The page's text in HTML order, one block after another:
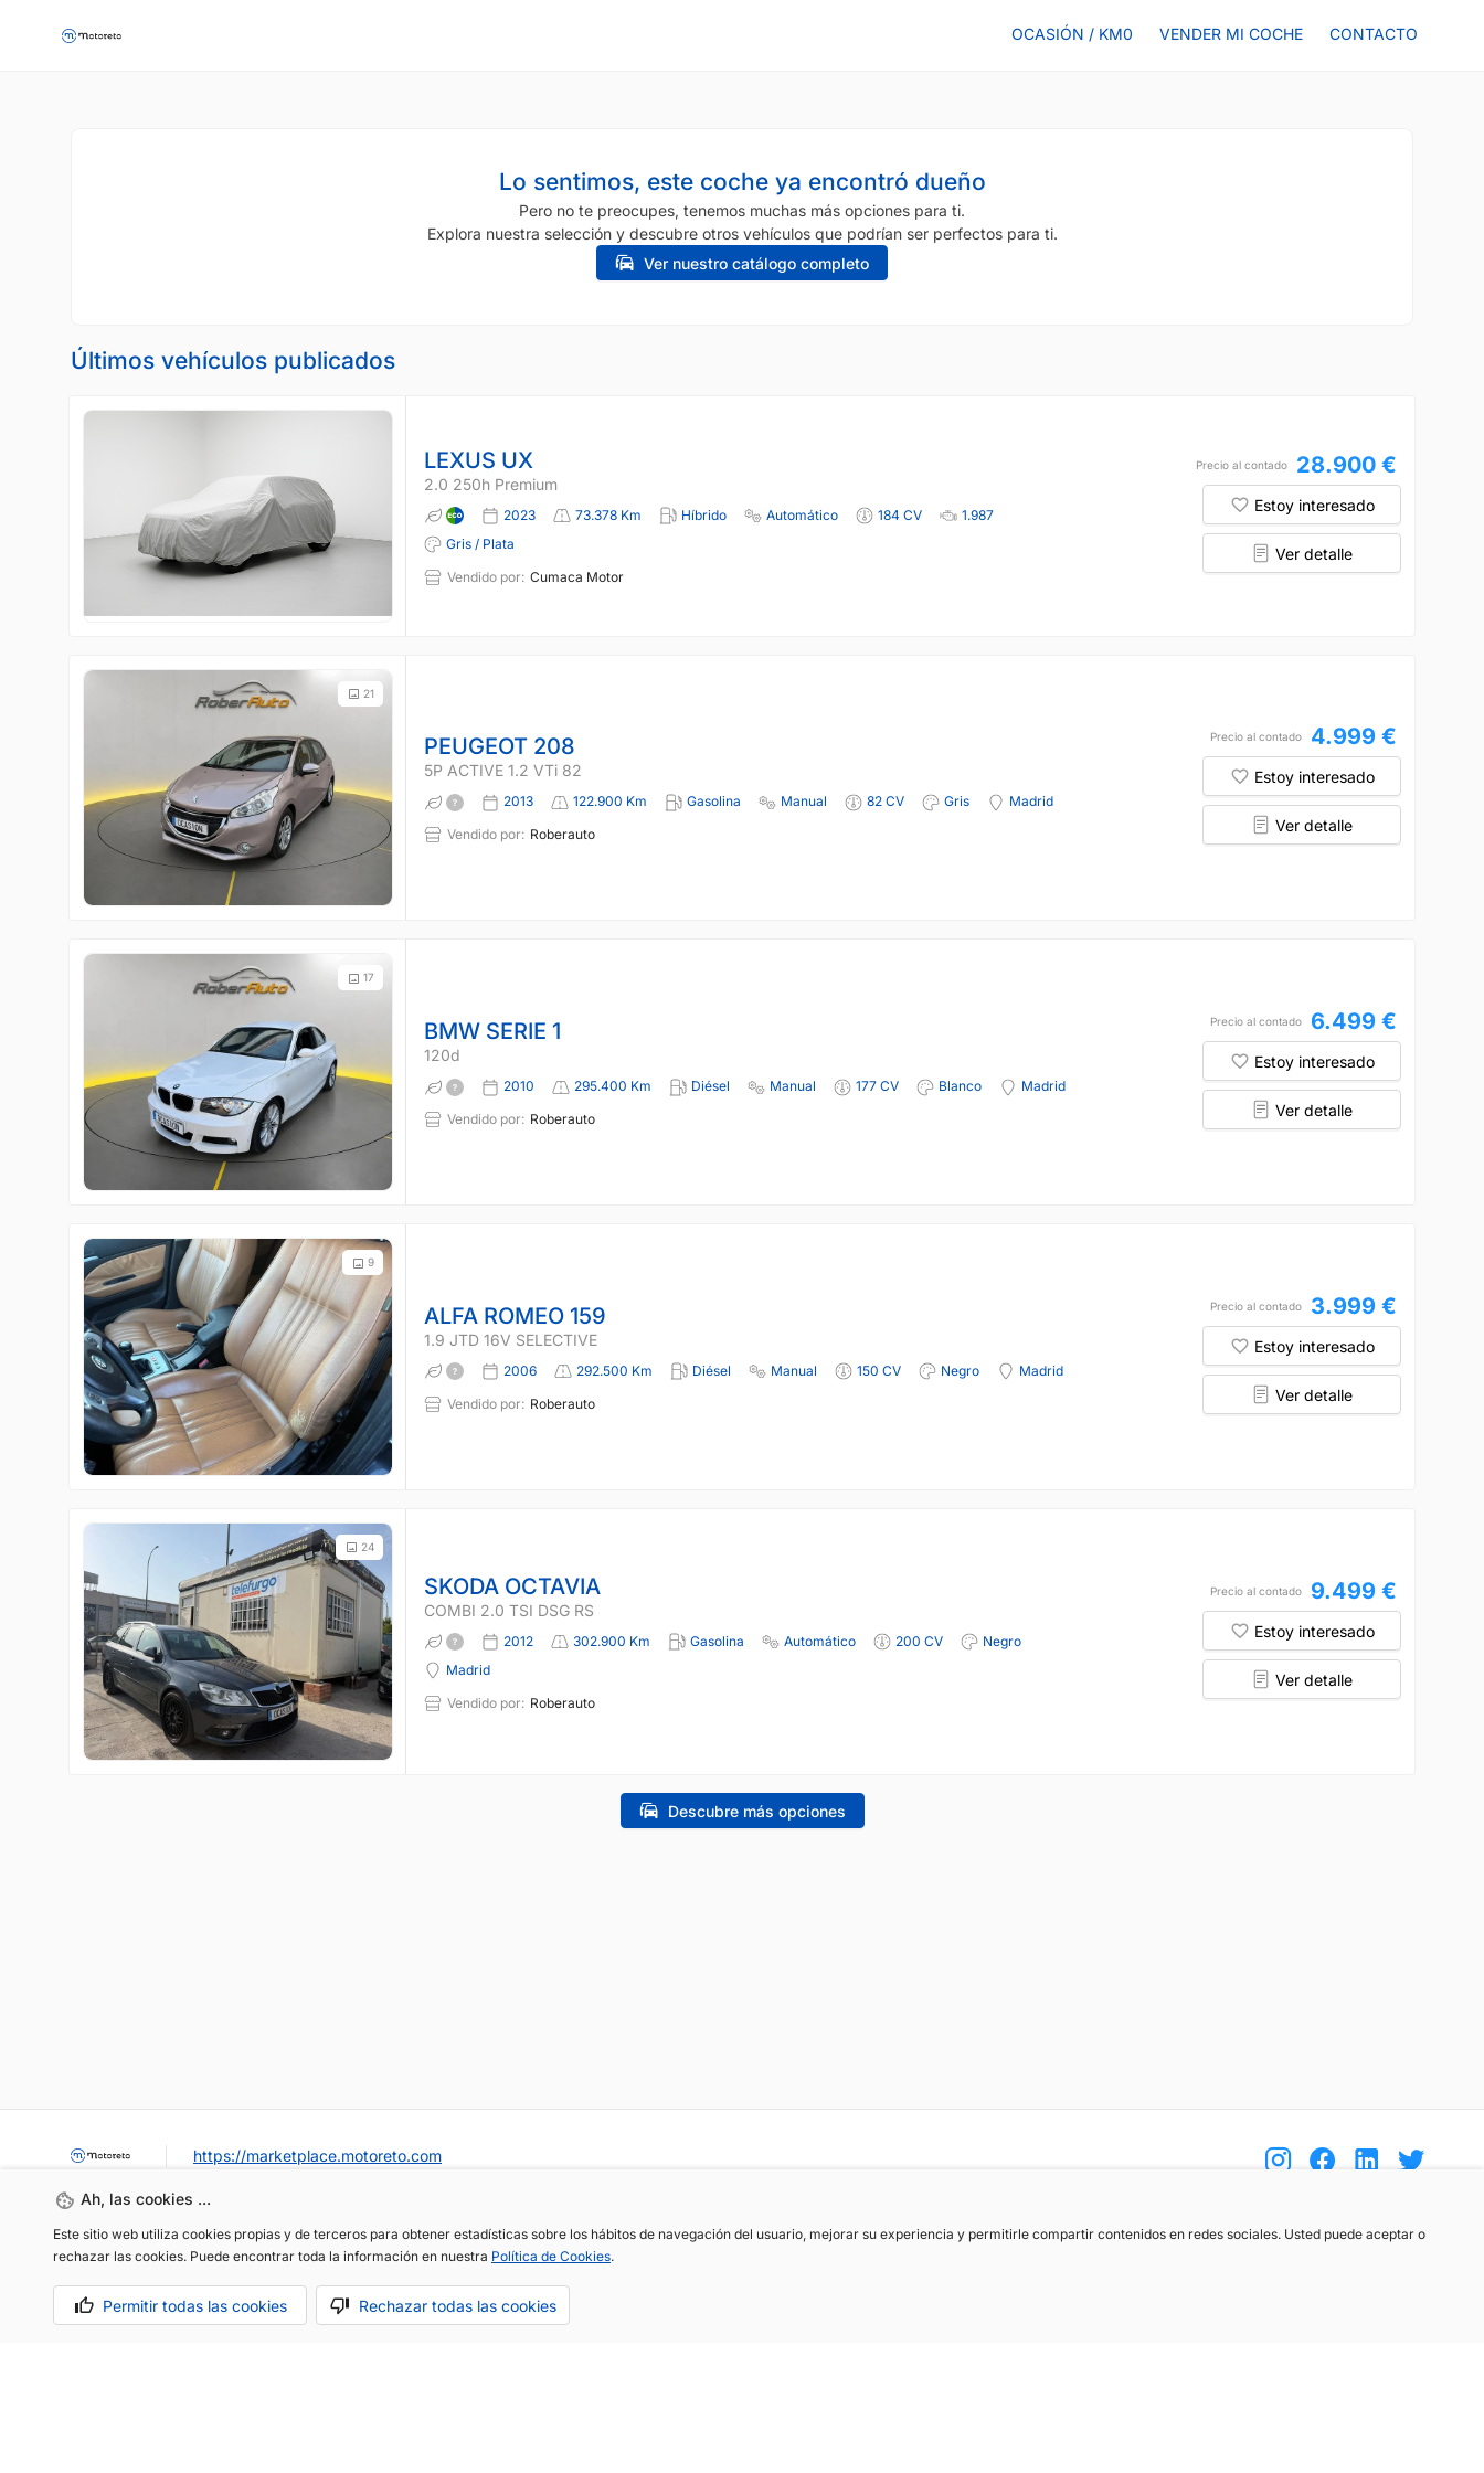
OCASIÓN / KM0 VENDER MI COCHE CONTACTO
Lo sentimos, este coche ya encontró dueño
Pero no te preocupes, tenemos muchas más opciones para ti.
Explora nuestra selección y descubre otros vehículos que podrían ser perfectos para ti.
Ver nuestro catálogo completo
Últimos vehículos publicados
LEXUS UX
2.0 250h Premium
2023 73.378 Km Híbrido Automático 184 CV
1.987
Gris / Plata
Vendido por: Cumaca Motor
Precio al contado 28.900 €
Estoy interesado
Ver detalle
21
PEUGEOT 208
5P ACTIVE 1.2 VTi 82
2013 122.900 Km Gasolina Manual 82 CV Gris
Madrid
Vendido por: Roberauto
Precio al contado 4.999 €
Estoy interesado
Ver detalle
17
BMW SERIE 1
120d
2010 295.400 Km Diésel Manual 177 CV Blanco
Madrid
Vendido por: Roberauto
Precio al contado 6.499 €
Estoy interesado
Ver detalle
9
ALFA ROMEO 159
1.9 JTD 16V SELECTIVE
2006 292.500 Km Diésel Manual 150 CV Negro
Madrid
Vendido por: Roberauto
Precio al contado 3.999 €
Estoy interesado
Ver detalle
24
SKODA OCTAVIA
COMBI 2.0 TSI DSG RS
2012 302.900 Km Gasolina Automático 200 CV
Negro
Madrid
Vendido por: Roberauto
Precio al contado 9.499 €
Estoy interesado
Ver detalle
Descubre más opciones
Ah, las cookies ...
Este sitio web utiliza cookies propias y de terceros para obtener estadísticas sobre los hábitos de navegación del usuario, mejorar su experiencia y permitirle compartir contenidos en redes sociales. Usted puede aceptar o
rechazar las cookies. Puede encontrar toda la información en nuestra Política de Cookies.
Permitir todas las cookies Rechazar todas las cookies
https://marketplace.motoreto.com